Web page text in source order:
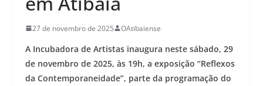
27 de novembro de 2025 OAtibaiense
A Incubadora de Artistas inaugura neste sábado, 29
de novembro de 2025, às 19h, a exposição “Reflexos
da Contemporaneidade”, parte da programação do